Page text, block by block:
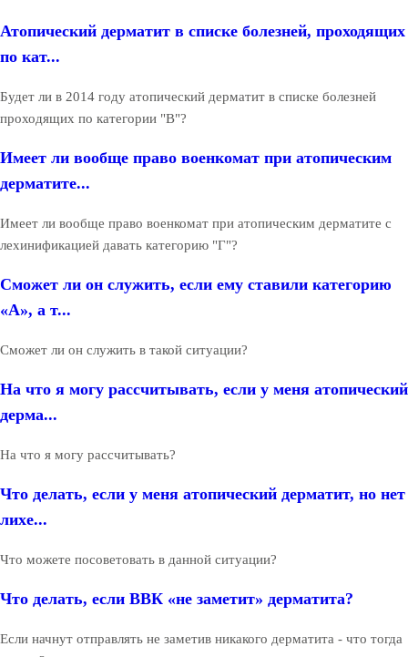
Атопический дерматит в списке болезней, проходящих
по кат...
Будет ли в 2014 году атопический дерматит в списке болезней
проходящих по категории "В"?
Имеет ли вообще право военкомат при атопическим
дерматите...
Имеет ли вообще право военкомат при атопическим дерматите с
лехинификацией давать категорию "Г"?
Сможет ли он служить, если ему ставили категорию
«А», а т...
Сможет ли он служить в такой ситуации?
На что я могу рассчитывать, если у меня атопический
дерма...
На что я могу рассчитывать?
Что делать, если у меня атопический дерматит, но нет
лихе...
Что можете посоветовать в данной ситуации?
Что делать, если ВВК «не заметит» дерматита?
Если начнут отправлять не заметив никакого дерматита - что тогда